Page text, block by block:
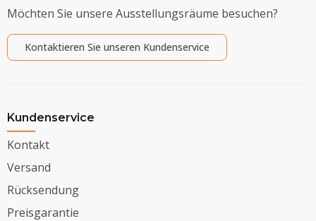
Möchten Sie unsere Ausstellungsräume besuchen?
Kontaktieren Sie unseren Kundenservice
Kundenservice
Kontakt
Versand
Rücksendung
Preisgarantie